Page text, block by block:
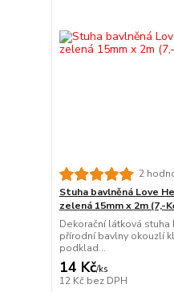
2
Stuha bavlněná Love
zelená 15mm x 2m (7,-
Dekorační látková
přírodní bavlny okouzlí
podklad...
14 Kč/ks
12 Kč bez DPH